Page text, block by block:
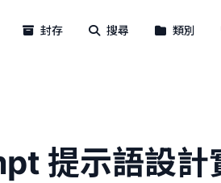
封存 搜尋 類別
提示語設計